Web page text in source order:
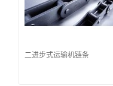
二进步式运输机链条